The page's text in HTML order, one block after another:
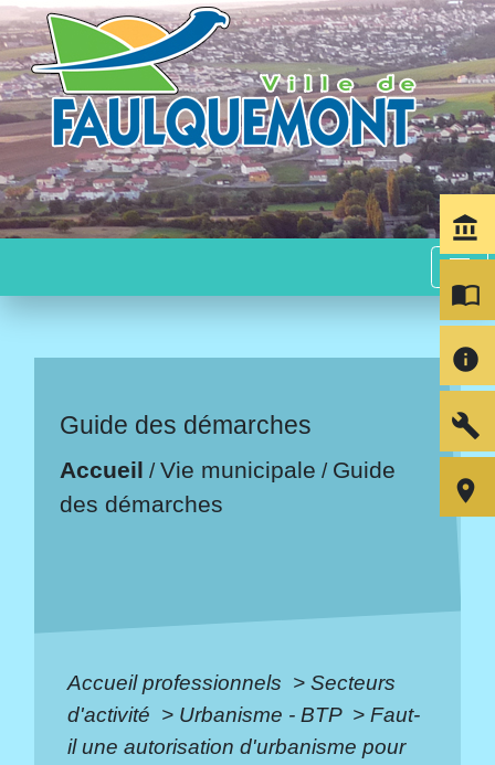
menu
Guide des démarches
Accueil /Vie municipale / Guide
des démarches
Accueil professionnels > Secteurs
d'activité > Urbanisme - BTP > Faut-
il une autorisation d'urbanisme pour
account_balance
import_contacts
info
build
room